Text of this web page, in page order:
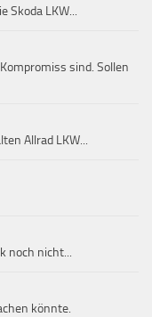
Skoda LKW...
sind. Sollen
Allrad LKW...
noch nicht...
könnte.